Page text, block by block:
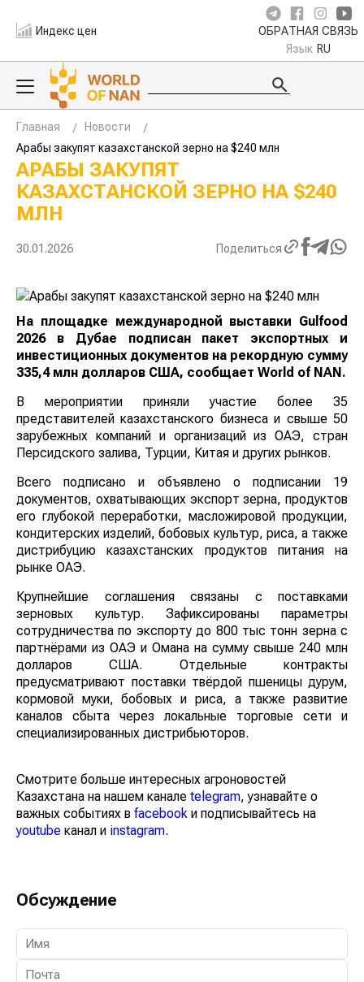
Индекс цен ОБРАТНАЯ СВЯЗЬ
Язык RU
Главная
Новости
Арабы закупят казахстанской зерно на $240 млн
АРАБЫ ЗАКУПЯТ
КАЗАХСТАНСКОЙ ЗЕРНО НА $240
МЛН
30.01.2026 Поделиться
На площадке международной выставки Gulfood
2026 в Дубае подписан пакет экспортных и
инвестиционных документов на рекордную сумму
335,4 млн долларов США, сообщает World of NAN.
В мероприятии приняли участие более 35
представителей казахстанского бизнеса и свыше 50
зарубежных компаний и организаций из ОАЭ, стран
Персидского залива, Турции, Китая и других рынков.
Всего подписано и объявлено о подписании 19
документов, охватывающих экспорт зерна, продуктов
его глубокой переработки, масложировой продукции,
кондитерских изделий, бобовых культур, риса, а также
дистрибуцию казахстанских продуктов питания на
рынке ОАЭ.
Крупнейшие соглашения связаны с поставками
зерновых культур. Зафиксированы параметры
сотрудничества по экспорту до 800 тыс тонн зерна с
партнёрами из ОАЭ и Омана на сумму свыше 240 млн
долларов США. Отдельные контракты
предусматривают поставки твёрдой пшеницы дурум,
кормовой муки, бобовых и риса, а также развитие
каналов сбыта через локальные торговые сети и
специализированных дистрибьюторов.
Смотрите больше интересных агроновостей
Казахстана на нашем канале telegram, узнавайте о
важных событиях в facebook и подписывайтесь на
youtube канал и instagram.
Обсуждение